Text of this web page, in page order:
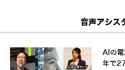
音声アシス
AIの
年で